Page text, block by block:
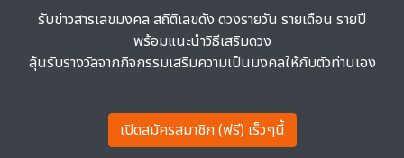
รับข่าวสารเลขมงคล สถิติเลขดัง ดวงรายวัน รายเดือน รายปี
พร้อมแนะนำวิธีเสริมดวง
ลุ้นรับรางวัลจากกิจกรรมเสริมความเป็นมงคลให้กับตัวท่านเอง
เปิดสมัครสมาชิก (ฟรี) เร็วๆนี้